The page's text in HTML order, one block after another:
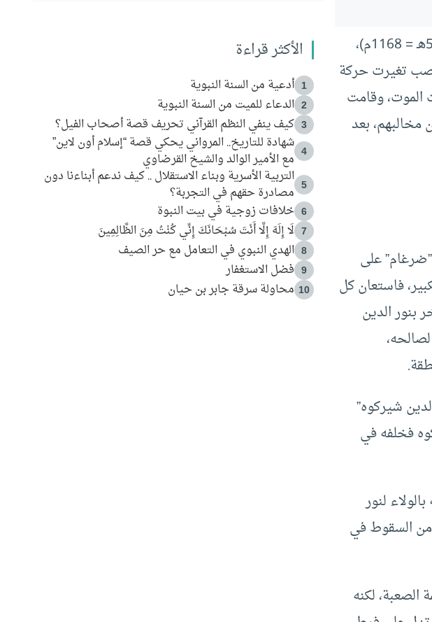
شاءت الأقدار أن يتولى صلاح الدين الأيوبي الوزارة للخليفة العاضد الفاطمي، سنة (564هـ = 1168م)،
تغيرت حركة
الموت، وقامت
بعد
على
فاستعان كل
بنور الدين
= 1168م)، وتولى “أسد الدين شيركوه”
فخلفه في
لنور
السقوط في
الصعبة، لكنه
الأكثر قراءة
1 أدعية من السنة النبوية
2 الدعاء للميت من السنة النبوية
3 كيف ينفي النظم القرآني تحريف قصة أصحاب الفيل؟
4
شهادة للتاريخ.. المرواني يحكي قصة “إسلام أون لاين”
مع الأمير الوالد والشيخ القرضاوي
5
التربية الأسرية وبناء الاستقلال .. كيف ندعم أبناءنا دون
مصادرة حقهم في التجربة؟
6 خلافات زوجية في بيت النبوة
7 لَا إِلَهَ إِلَّا أَنْتَ سُبْحَانَكَ إِنِّي كُنْتُ مِنَ الظَّالِمِينَ
8 الهدي النبوي في التعامل مع حر الصيف
9 فضل الاستغفار
10 محاولة سرقة جابر بن حيان